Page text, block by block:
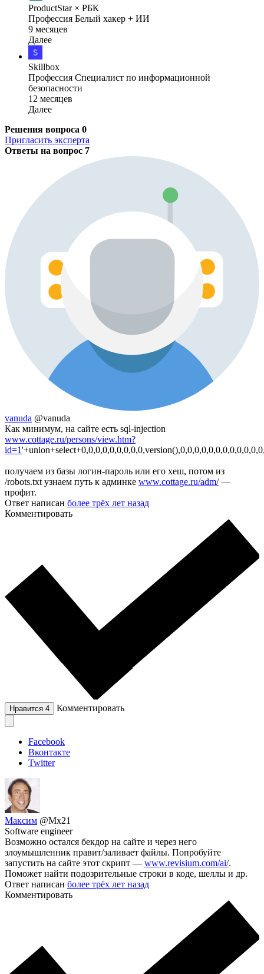
ProductStar × РБК
Профессия Белый хакер + ИИ
9 месяцев
Далее
Skillbox
Профессия Специалист по информационной
безопасности
12 месяцев
Далее
Решения вопроса 0
Пригласить эксперта
Ответы на вопрос 7
vanuda @vanuda
Как минимум, на сайте есть sql-injection
www.cottage.ru/persons/view.htm?
id=1
получаем из базы логин-пароль или его хеш, потом из
/robots.txt узнаем путь к админке www.cottage.ru/adm/—
профит.
Ответ написан более трёх лет назад
Комментировать
Нравится 4 Комментировать
Facebook
Вконтакте
Twitter
Максим @Mx21
Software engineer
Возможно остался бекдор на сайте и через него
злоумышленник правит/заливает файлы. Попробуйте
запустить на сайте этот скрипт — www.revisium.com/ai/.
Поможет найти подозрительные строки в коде, шеллы и др.
Ответ написан более трёх лет назад
Комментировать